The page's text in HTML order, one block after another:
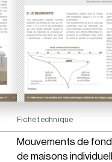
Fiche technique
Mouvements de
de maisons